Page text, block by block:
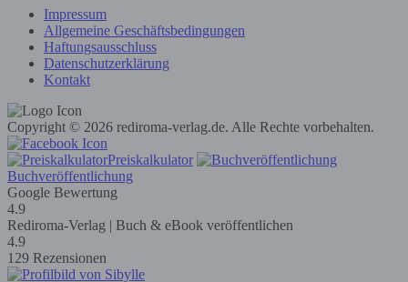
Impressum
Allgemeine Geschäftsbedingungen
Haftungsausschluss
Datenschutzerklärung
Kontakt
Copyright © 2026 rediroma-verlag.de. Alle Rechte vorbehalten.
Preiskalkulator
Buchveröffentlichung
Google Bewertung
4.9
Rediroma-Verlag | Buch & eBook veröffentlichen
4.9
129 Rezensionen